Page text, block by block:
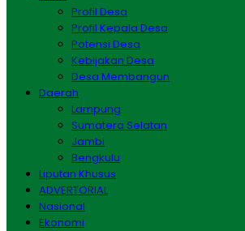
Profil Desa
Profil Kepala Desa
Potensi Desa
Kebijakan Desa
Desa Membangun
Daerah
Lampung
Sumatera Selatan
Jambi
Bengkulu
Liputan Khusus
ADVERTORIAL
Nasional
Ekonomi